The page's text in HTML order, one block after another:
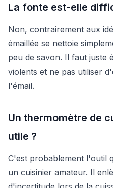
La fonte est-elle
Non, contrairement aux
émaillée se nettoie
peu de savon. Il faut juste
violents et ne pas utiliser
l'émail.
Un thermomètre de
utile ?
C'est probablement l'outil
un cuisinier amateur. Il